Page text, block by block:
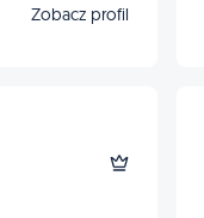
Zobacz profil